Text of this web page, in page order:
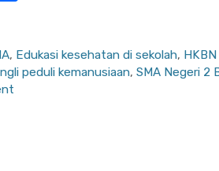
e
, Edukasi kesehatan di sekolah,
peduli kemanusiaan, SMA Negeri 2